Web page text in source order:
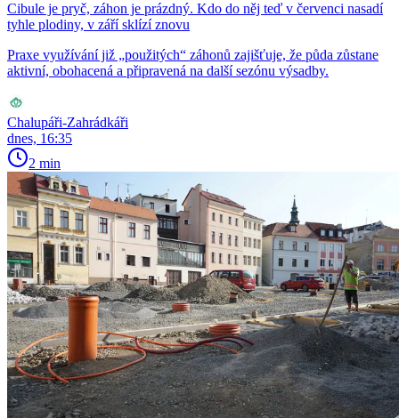
Cibule je pryč, záhon je prázdný. Kdo do něj teď v červenci nasadí
tyhle plodiny, v září sklízí znovu
Praxe využívání již „použitých“ záhonů zajišťuje, že půda zůstane
aktivní, obohacená a připravená na další sezónu výsadby.
Chalupáři-Zahrádkáři
dnes, 16:35
2 min